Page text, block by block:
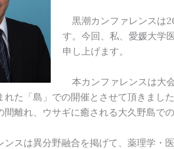
黒潮カンファレンスは
す。今回、私、愛媛大学
申し上げます。
本カンファレンスは大
れた「島」での開催とさせて頂きまし
間離れ、ウサギに癒される大久野島で
スは異分野融合を掲げて、薬理学・